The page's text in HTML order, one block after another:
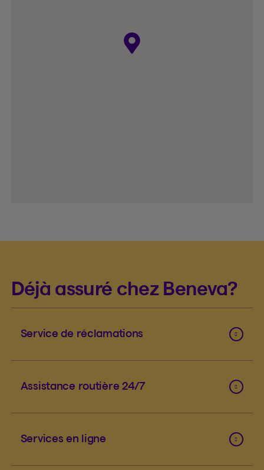
Déjà assuré chez Beneva?
Service de réclamations
Assistance routière 24/7
Services en ligne